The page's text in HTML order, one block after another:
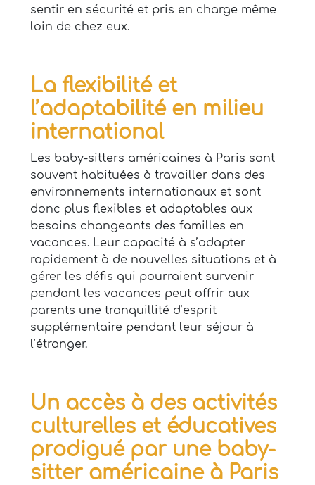
sentir en sécurité et pris en charge même
loin de chez eux.
La flexibilité et
l’adaptabilité en milieu
international
Les baby-sitters américaines à Paris sont
souvent habituées à travailler dans des
environnements internationaux et sont
donc plus flexibles et adaptables aux
besoins changeants des familles en
vacances. Leur capacité à s’adapter
rapidement à de nouvelles situations et à
gérer les défis qui pourraient survenir
pendant les vacances peut offrir aux
parents une tranquillité d’esprit
supplémentaire pendant leur séjour à
l’étranger.
Un accès à des activités
culturelles et éducatives
prodigué par une baby-
sitter américaine à Paris